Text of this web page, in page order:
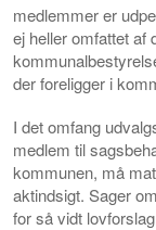
medlemmer er
ej heller omfattet af
der foreligger i
I det omfang
medlem til
kommunen, må
aktindsigt. Sager
for så vidt